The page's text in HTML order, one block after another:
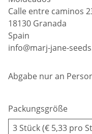
Calle entre caminos
18130 Granada
Spain
info@marj-jane-
Abgabe nur an
Packungsgröße
3 Stück (€ 5,33 pro